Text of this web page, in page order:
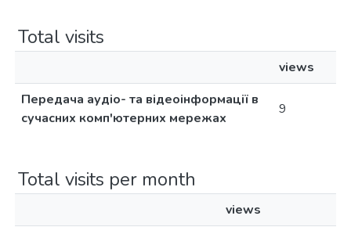
Total visits
views
Передача аудіо- та відеоінформації в
сучасних комп'ютерних мережах
9
Total visits per month
views